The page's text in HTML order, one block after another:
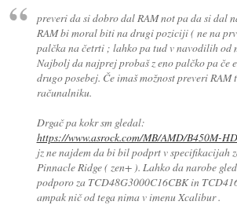
preveri da si dobro dal RAM not pa da si dal
RAM bi moral biti na drugi poziciji ( ne na
palčka na četrti ; lahko pa tud v navodilih od
Najbolj da najprej probaš z eno palčko pa če
drugo posebej. Če imaš možnost preveri RAM
računalniku.
Drgač pa kokr sm gledal:
https://www.asrock.com/MB/AMD/B450M-
jz ne najdem da bi bil podprt v specifikacijah
Pinnacle Ridge ( zen+ ). Lahko da narobe
podporo za TCD48G3000C16CBK in
ampak nič od tega nima v imenu Xcalibur .